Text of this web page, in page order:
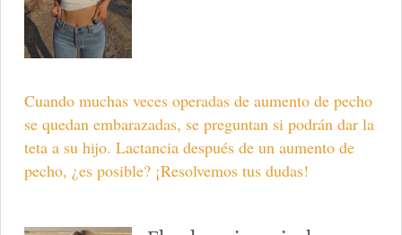
Cuando muchas veces operadas de aumento de pecho
se quedan embarazadas, se preguntan si podrán dar la
teta a su hijo. Lactancia después de un aumento de
pecho, ¿es posible? ¡Resolvemos tus dudas!